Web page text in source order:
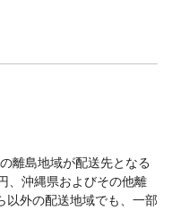
離島地域が配送先となる
、沖縄県およびその他離
以外の配送地域でも、一部